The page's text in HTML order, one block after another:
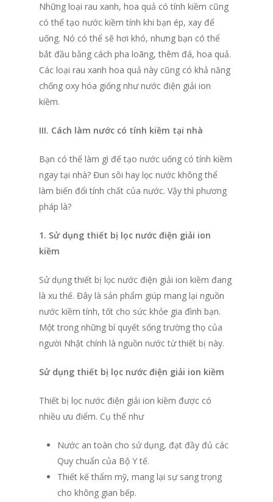
Những loại rau xanh, hoa quả có tính kiềm cũng
có thể tạo nước kiềm tính khi bạn ép, xay để
uống. Nó có thể sẽ hơi khó, nhưng bạn có thể
bắt đầu bằng cách pha loãng, thêm đá, hoa quả.
Các loại rau xanh hoa quả này cũng có khả năng
chống oxy hóa giống như nước điện giải ion
kiềm.
III. Cách làm nước có tính kiềm tại nhà
Bạn có thể làm gì để tạo nước uống có tính kiềm
ngay tại nhà? Đun sôi hay lọc nước không thể
làm biến đổi tính chất của nước. Vậy thì phương
pháp là?
1. Sử dụng thiết bị lọc nước điện giải ion
kiềm
Sử dụng thiết bị lọc nước điện giải ion kiềm đang
là xu thế. Đây là sản phẩm giúp mang lại nguồn
nước kiềm tính, tốt cho sức khỏe gia đình bạn.
Một trong những bí quyết sống trường thọ của
người Nhật chính là nguồn nước từ thiết bị này.
Sử dụng thiết bị lọc nước điện giải ion kiềm
Thiết bị lọc nước điện giải ion kiềm được có
nhiều ưu điểm. Cụ thể như
Nước an toàn cho sử dụng, đạt đầy đủ các
Quy chuẩn của Bộ Y tế.
Thiết kế thẩm mỹ, mang lại sự sang trọng
cho không gian bếp.